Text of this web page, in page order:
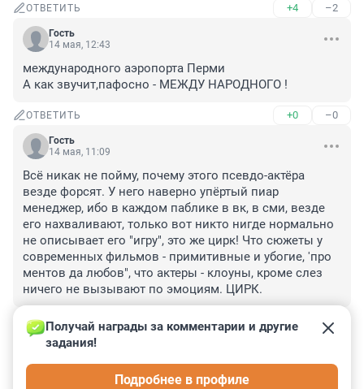
ОТВЕТИТЬ +4 –2
Гость
14 мая, 12:43
международного аэропорта Перми
А как звучит,пафосно - МЕЖДУ НАРОДНОГО !
ОТВЕТИТЬ +0 –0
Гость
14 мая, 11:09
Всё никак не пойму, почему этого псевдо-актёра
везде форсят. У него наверно упёртый пиар
менеджер, ибо в каждом паблике в вк, в сми, везде
его нахваливают, только вот никто нигде нормально
не описывает его "игру", это же цирк! Что сюжеты у
современных фильмов - примитивные и убогие, 'про
ментов да любов", что актеры - клоуны, кроме слез
ничего не вызывают по эмоциям. ЦИРК.
ОТВЕТИТЬ –2
Гость
Получай награды за комментарии и другие
задания!
Подробнее в профиле